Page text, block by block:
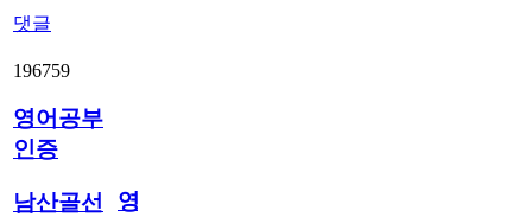
댓글
196759
영어공부
인증
남산골선
영